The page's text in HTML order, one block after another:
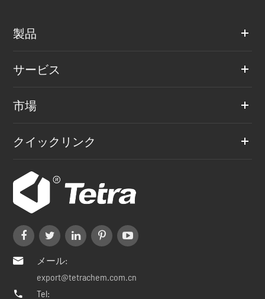
製品
サービス
市場
クイックリンク

メール:
export@tetrachem.com.cn
 Tel: